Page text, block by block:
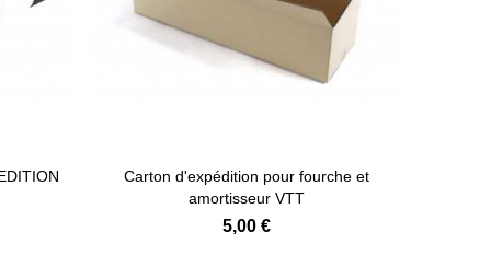
Carton d'expédition pour fourche et
amortisseur VTT
5,00 €